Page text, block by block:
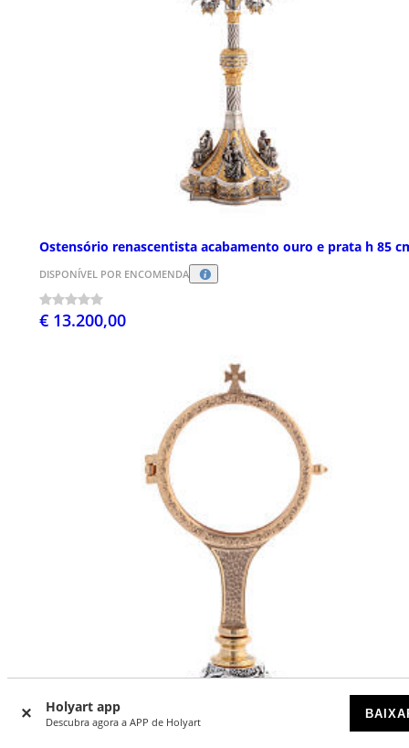
Holyart app
Descubra agora a APP de Holyart
Ostensório renascentista acabamento ouro e prata h 85
DISPONÍVEL POR ENCOMENDA
€ 13.200,00